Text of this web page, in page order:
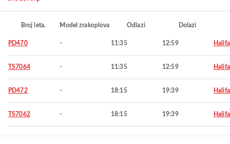
Broj leta. Model zrakoplova Odlazi Dolazi
PD470 - 11:35 12:59
TS7064 - 11:35 12:59
PD472 - 18:15 19:39
TS7062 - 18:15 19:39